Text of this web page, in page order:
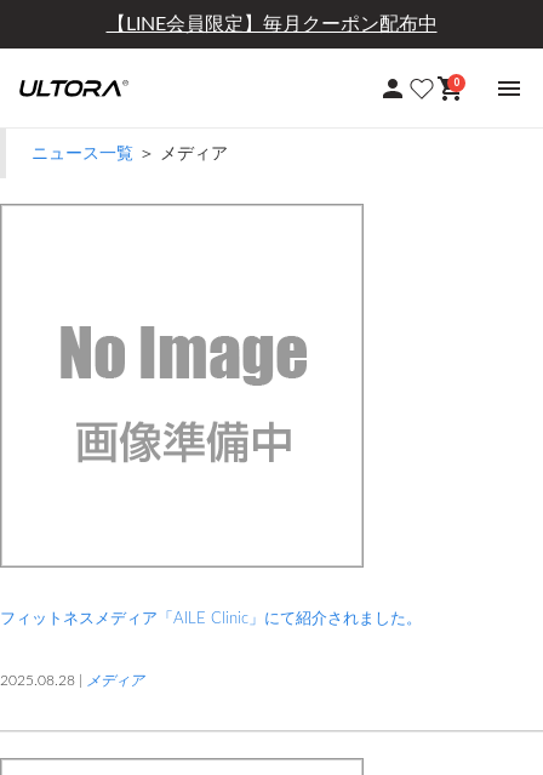
ニュース一覧 ＞ メディア
フィットネスメディア「AILE Clinic」にて紹介されました。
2025.08.28 | メディア
【定期おトク便】10％OFF+送料無料
0